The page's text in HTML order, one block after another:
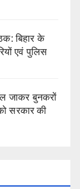
बिहार के
एवं पुलिस
जाकर बुनकरों
सरकार की